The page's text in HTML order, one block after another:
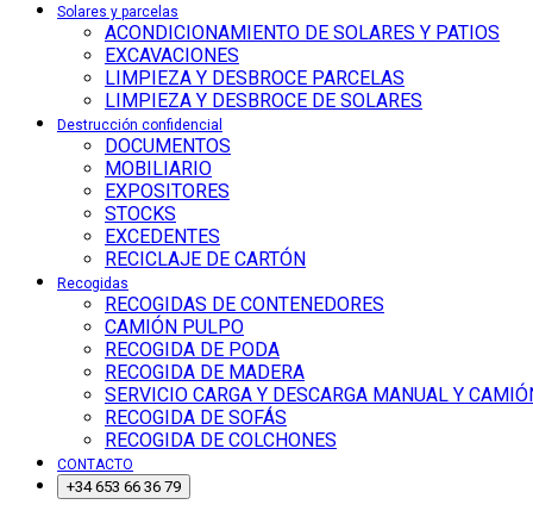
Solares y parcelas
ACONDICIONAMIENTO DE SOLARES Y PATIOS
EXCAVACIONES
LIMPIEZA Y DESBROCE PARCELAS
LIMPIEZA Y DESBROCE DE SOLARES
Destrucción confidencial
DOCUMENTOS
MOBILIARIO
EXPOSITORES
STOCKS
EXCEDENTES
RECICLAJE DE CARTÓN
Recogidas
RECOGIDAS DE CONTENEDORES
CAMIÓN PULPO
RECOGIDA DE PODA
RECOGIDA DE MADERA
SERVICIO CARGA Y DESCARGA MANUAL Y
RECOGIDA DE SOFÁS
RECOGIDA DE COLCHONES
CONTACTO
+34 653 66 36 79